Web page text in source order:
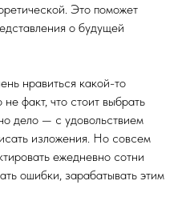
Это поможет
о будущей
нравиться какой-то
факт, что стоит выбрать
дело — с удовольствием
изложения. Но совсем
ежедневно сотни
ошибки, зарабатывать этим